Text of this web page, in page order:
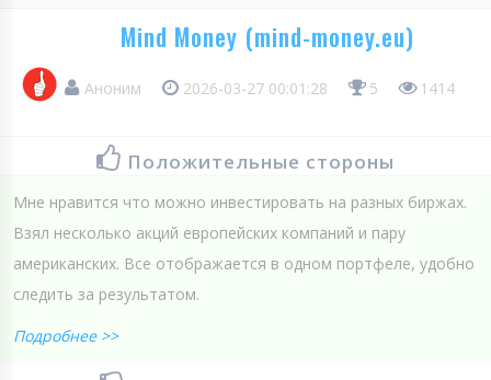
Mind Money (mind-money.eu)
Аноним 2026-03-27 00:01:28 5 1414
Положительные стороны
Мне нравится что можно инвестировать на разных биржах.
Взял несколько акций европейских компаний и пару
американских. Все отображается в одном портфеле, удобно
следить за результатом.
Подробнее >>